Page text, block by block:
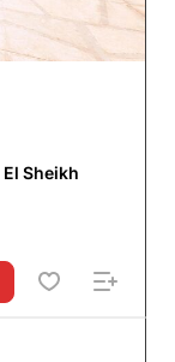
Sheikh